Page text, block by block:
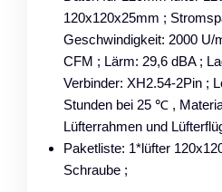
120x120x25mm ;
Geschwindigkeit: 2000 U/
CFM ; Lärm: 29,6 dBA ;
Verbinder: XH2.54-2Pin ;
Stunden bei 25 ℃ ,
Lüfterrahmen und
Paketliste: 1*lüfter
Schraube ;